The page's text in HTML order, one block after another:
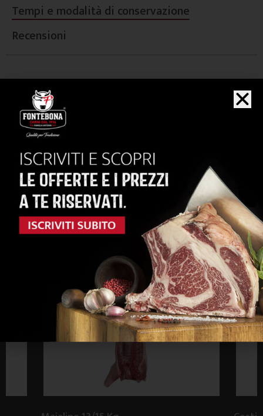
Tempi e modalità di conservazione
Recensioni
Conservare in frigo tra 0 e 4°C e consumare previa
cottura entro la data indicata nell'etichetta apposta
sulla confezione.
ACQUISTA
anche...